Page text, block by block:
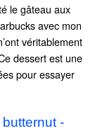
le gâteau aux
avec mon
véritablement
dessert est une
pour essayer
-